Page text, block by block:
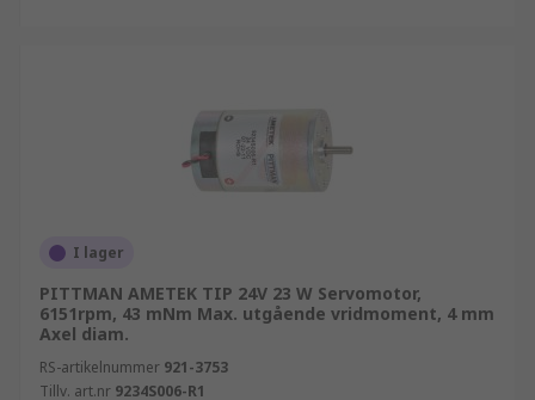
I lager
PITTMAN AMETEK TIP 24V 23 W Servomotor,
6151rpm, 43 mNm Max. utgående vridmoment, 4 mm
Axel diam.
RS-artikelnummer 921-3753
Tillv. art.nr 9234S006-R1